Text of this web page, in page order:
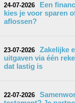
24-07-2026
Een
kies je voor sparen
aflossen?
23-07-2026
Zakelijke
uitgaven via één
dat lastig is
22-07-2026